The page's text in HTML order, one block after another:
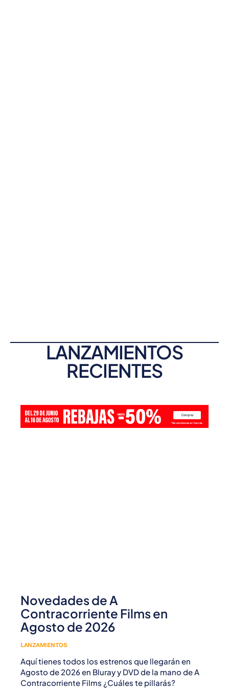
LANZAMIENTOS
RECIENTES
Novedades de A
Contracorriente Films en
Agosto de 2026
LANZAMIENTOS
Aquí tienes todos los estrenos que llegarán en
Agosto de 2026 en Bluray y DVD de la mano de A
Contracorriente Films ¿Cuáles te pillarás?